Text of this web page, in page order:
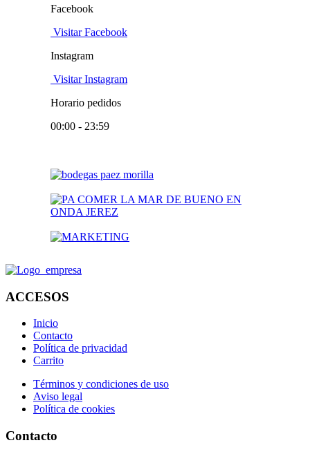
Facebook
Visitar Facebook
Instagram
Visitar Instagram
Horario pedidos
00:00 - 23:59
ACCESOS
Inicio
Contacto
Política de privacidad
Carrito
Términos y condiciones de uso
Aviso legal
Política de cookies
Contacto